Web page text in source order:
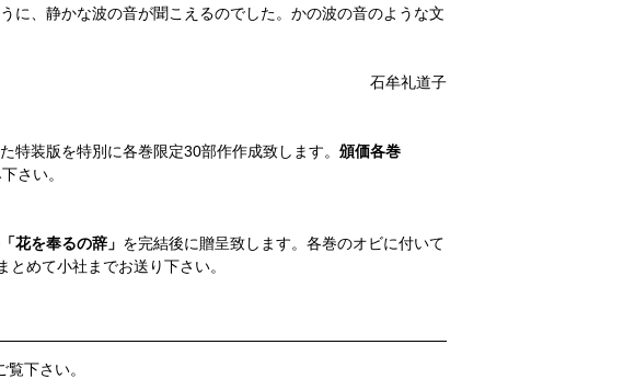
に、静かな波の音が聞こえるのでした。かの波の音のような文
石牟礼道子
特装版を特別に各巻限定30部作作成致します。 頒価各巻
さい。
花を奉るの辞」 を完結後に贈呈致します。各巻のオビに付いて
めて小社までお送り下さい。
覧下さい。